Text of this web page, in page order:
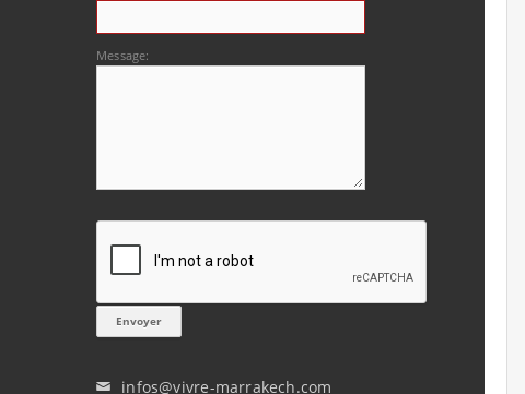
Message:
✉ infos@vivre-marrakech.com